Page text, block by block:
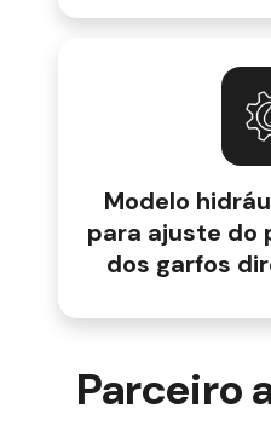
Modelo
para ajuste do
dos garfos
Parceiro